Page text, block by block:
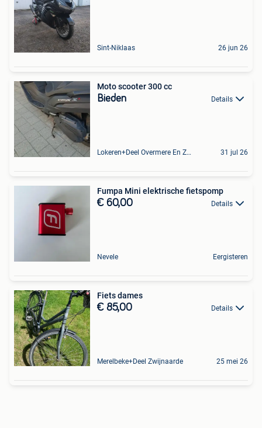
Sint-Niklaas 26 jun 26
Moto scooter 300 cc
Bieden Details
Lokeren+Deel Overmere En Zele 31 jul 26
Fumpa Mini elektrische fietspomp
€ 60,00 Details
Nevele Eergisteren
Fiets dames
€ 85,00 Details
Merelbeke+Deel Zwijnaarde 25 mei 26